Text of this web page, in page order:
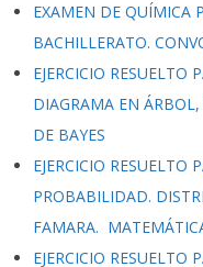
EXAMEN DE QUÍMICA
BACHILLERATO.
EJERCICIO RESUELTO
DIAGRAMA EN
DE BAYES
EJERCICIO RESUELTO
PROBABILIDAD.
FAMARA.
EJERCICIO RESUELTO